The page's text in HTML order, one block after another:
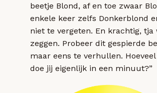
beetje Blond, af en toe zwaar
enkele keer zelfs Donkerblond
niet te vergeten. En krachtig, tja
zeggen. Probeer dit gespierde
maar eens te verhullen.
doe jij eigenlijk in een minuut?”